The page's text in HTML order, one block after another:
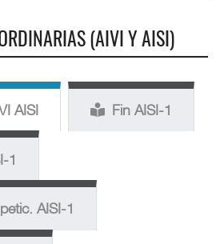
(AIVI Y AISI)
AISI Fin AISI-1
1
AISI-1